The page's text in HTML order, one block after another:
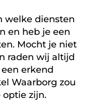
welke diensten
en heb je een
Mocht je niet
raden wij altijd
erkend
Waarborg zou
optie zijn.